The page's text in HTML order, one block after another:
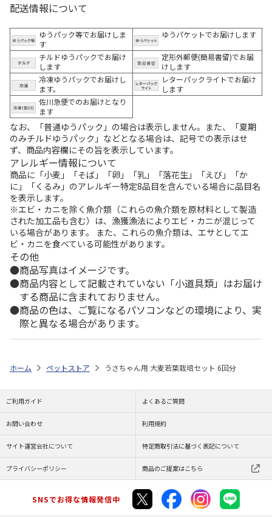
配送情報について
ゆうパック等でお届けしま
す
ゆうパケットでお届けします
チルドゆうパックでお届け
します
定形外郵便(簡易書留)でお届
けします
冷凍ゆうパックでお届けし
ます。
レターパックライトでお届け
します
佐川急便でのお届けとなり
ます
なお、「普通ゆうパック」の場合は表示しません。また、「夏期
のみチルドゆうパック」などとなる場合は、記号での表示はせ
ず、商品内容欄にその旨を表示しています。
アレルギー情報について
商品に「小麦」「そば」「卵」「乳」「落花生」「えび」「か
に」「くるみ」のアレルギー特定8品目を含んでいる場合に品目名
を表示します。
※エビ・カニを除く魚介類（これらの魚介類を原材料として製造
された加工品も含む）は、漁獲漁法によりエビ・カニが混じって
いる場合があります。 また、これらの魚介類は、エサとしてエ
ビ・カニを食べている可能性があります。
その他
商品写真はイメージです。
商品内容として記載されていない「小道具類」はお届け
する商品に含まれておりません。
商品の色は、ご覧になるパソコンなどの環境により、実
際と異なる場合があります。
ホーム ペットストア うさちゃん用 大麦若葉栽培セット 6回分
ご利用ガイド よくあるご質問
お問い合わせ 利用規約
サイト運営会社について 特定商取引法に基づく表記について
プライバシーポリシー 商品のご提案はこちら
SNSでお得な情報発信中